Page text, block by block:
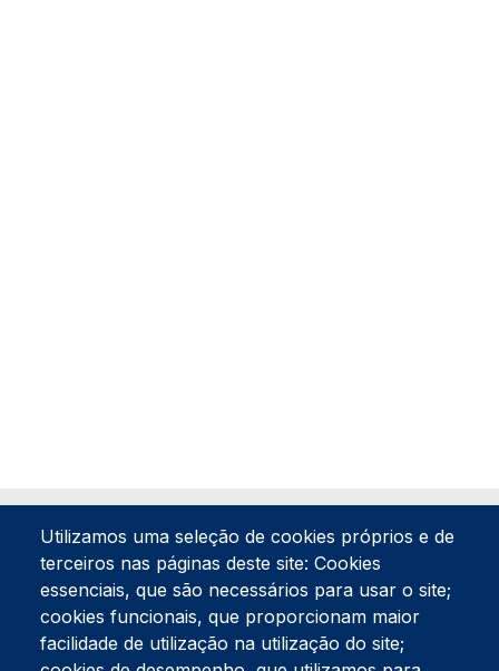
Tel:234 390 100Fax:234 390 100
Utilizamos uma seleção de cookies próprios e de
terceiros nas páginas deste site: Cookies
essenciais, que são necessários para usar o site;
cookies funcionais, que proporcionam maior
facilidade de utilização na utilização do site;